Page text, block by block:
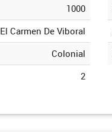
1000
El Carmen De Viboral
Colonial
2